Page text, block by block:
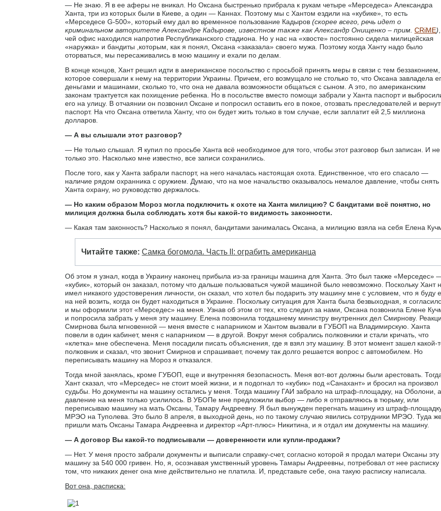
— Не знаю. Я в ее аферы не вникал. Но Оксана быстренько прибрала к рукам четыре «Мерседеса» Александра
Ханта, три из которых были в Киеве, а один — Каннах. Поэтому мы с Хантом ездили на «кубике», то есть
«Мерседесе G-500», который ему дал во временное пользование Кадыров (скорее всего, речь идет о
криминальном авторитете Александре Кадырове, известном также как Александр Онищенко – прим. CRiME)
чей офис находился напротив Республиканского стадиона. Но у нас на «хвосте» постоянно сидела милицейская
«наружка» и бандиты ,которым, как я понял, Оксана «заказала» своего мужа. Поэтому когда Ханту надо было
оторваться, мы пересаживались в мою машину и ехали по делам.
В конце концов, Хант решил идти в американское посольство с просьбой принять меры в связи с тем беззаконием,
которое совершали к нему на территории Украины. Причем, его возмущало не столько то, что Оксана завладела
деньгами и машинами, сколько то, что она не давала возможности общаться с сыном. А это, по американским
законам трактуется как похищение ребенка. Но в посольстве вместо помощи забрали у Ханта паспорт и
его на улицу. В отчаянии он позвонил Оксане и попросил оставить его в покое, отозвать преследователей и
паспорт. На что Оксана ответила Ханту, что он будет жить только в том случае, если заплатит ей 2,5 миллиона
долларов.
— А вы слышали этот разговор?
— Не только слышал. Я купил по просьбе Ханта всё необходимое для того, чтобы этот разговор был записан. И не
только это. Насколько мне известно, все записи сохранились.
После того, как у Ханта забрали паспорт, на него началась настоящая охота. Единственное, что его спасало —
наличие рядом охранника с оружием. Думаю, что на мое начальство оказывалось немалое давление, чтобы снять
Ханта охрану, но руководство держалось.
— Но каким образом Мороз могла подключить к охоте на Ханта милицию? С бандитами всё понятно, но
милиция должна была соблюдать хотя бы какой-то видимость законности.
— Какая там законность? Насколько я понял, бандитами занималась Оксана, а милицию взяла на себя Елена
Читайте также: Самка богомола. Часть II: ограбить американца
Об этом я узнал, когда в Украину наконец прибыла из-за границы машина для Ханта. Это был также «Мерседес»
«кубик», который он заказал, потому что дальше пользоваться чужой машиной было невозможно. Поскольку Хант
имел никакого удостоверения личности, он сказал, что хотел бы подарить эту машину мне с условием, что я буду
на ней возить, когда он будет находиться в Украине. Поскольку ситуация для Ханта была безвыходная, я
и мы оформили этот «Мерседес» на меня. Узнав об этом от тех, кто следил за нами, Оксана позвонила Елене
и попросила забрать у меня эту машину. Елена позвонила тогдашнему министру внутренних дел Смирнову.
Смирнова была мгновенной — меня вместе с напарником и Хантом вызвали в ГУБОП на Владимирскую. Ханта
повели в один кабинет, меня с напарником — в другой. Вокруг меня собрались полковники и стали кричать, что
«клетка» мне обеспечена. Меня посадили писать объяснения, где я взял эту машину. В этот момент зашел какой-
полковник и сказал, что звонит Смирнов и спрашивает, почему так долго решается вопрос с автомобилем. Но
переписывать машину на Мороз я отказался.
Тогда мной занялась, кроме ГУБОП, еще и внутренняя безопасность. Меня вот-вот должны были арестовать.
Хант сказал, что «Мерседес» не стоит моей жизни, и я подогнал то «кубик» под «Санахант» и бросил на произвол
судьбы. Но документы на машину остались у меня. Тогда машину ГАИ забрало на штраф-площадку, на Оболони, а
давление на меня только усилилось. В УБОПе мне предложили выбор — либо я отправляюсь в тюрьму, или
переписываю машину на мать Оксаны, Тамару Андреевну. Я был вынужден перегнать машину из штраф-
МРЭО на Туполева. Это было 8 апреля, в выходной день, но по такому случаю явились сотрудники МРЭО. Туда
пришли мать Оксаны Тамара Андреевна и директор «Арт-плюс» Никитина, и я отдал им документы на машину.
— А договор Вы какой-то подписывали — доверенности или купли-продажи?
— Нет. У меня просто забрали документы и выписали справку-счет, согласно которой я продал матери Оксаны эту
машину за 540 000 гривен. Но, я, осознавая умственный уровень Тамары Андреевны, потребовал от нее расписку
том, что никаких денег она мне действительно не платила. И, представьте себе, она такую расписку написала.
Вот она, расписка: